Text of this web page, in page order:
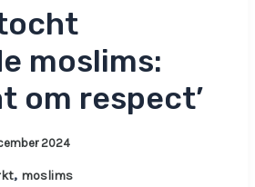
moslims:
om respect’
2024
, moslims